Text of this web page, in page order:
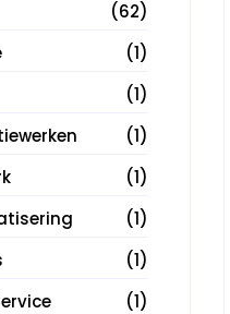
(62)
(1)
(1)
(1)
(1)
(1)
(1)
(1)